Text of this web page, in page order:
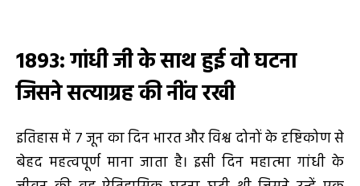
1893: गांधी जी के साथ हुई वो घटना
जिसने सत्याग्रह की नींव रखी
इतिहास में 7 जून का दिन भारत और विश्व दोनों के दृष्टिकोण से
बेहद महत्वपूर्ण माना जाता है। इसी दिन महात्मा गांधी के